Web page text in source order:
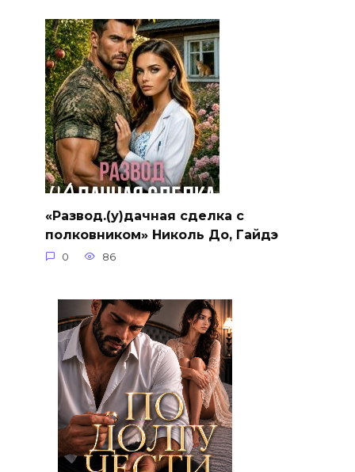
«Развод.(у)дачная сделка с
полковником» Николь До, Гайдэ
0 86